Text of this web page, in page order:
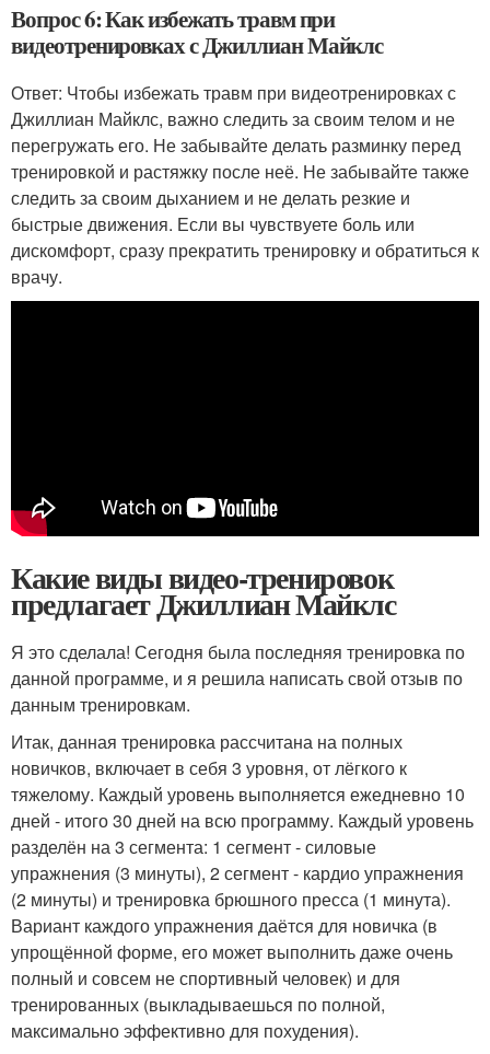
Вопрос 6: Как избежать травм при
видеотренировках с Джиллиан Майклс
Ответ: Чтобы избежать травм при видеотренировках с
Джиллиан Майклс, важно следить за своим телом и не
перегружать его. Не забывайте делать разминку перед
тренировкой и растяжку после неё. Не забывайте также
следить за своим дыханием и не делать резкие и
быстрые движения. Если вы чувствуете боль или
дискомфорт, сразу прекратить тренировку и обратиться к
врачу.
Какие виды видео-тренировок
предлагает Джиллиан Майклс
Я это сделала! Сегодня была последняя тренировка по
данной программе, и я решила написать свой отзыв по
данным тренировкам.
Итак, данная тренировка рассчитана на полных
новичков, включает в себя 3 уровня, от лёгкого к
тяжелому. Каждый уровень выполняется ежедневно 10
дней - итого 30 дней на всю программу. Каждый уровень
разделён на 3 сегмента: 1 сегмент - силовые
упражнения (3 минуты), 2 сегмент - кардио упражнения
(2 минуты) и тренировка брюшного пресса (1 минута).
Вариант каждого упражнения даётся для новичка (в
упрощённой форме, его может выполнить даже очень
полный и совсем не спортивный человек) и для
тренированных (выкладываешься по полной,
максимально эффективно для похудения).